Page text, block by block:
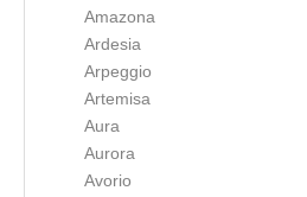
Amazona
Ardesia
Arpeggio
Artemisa
Aura
Aurora
Avorio